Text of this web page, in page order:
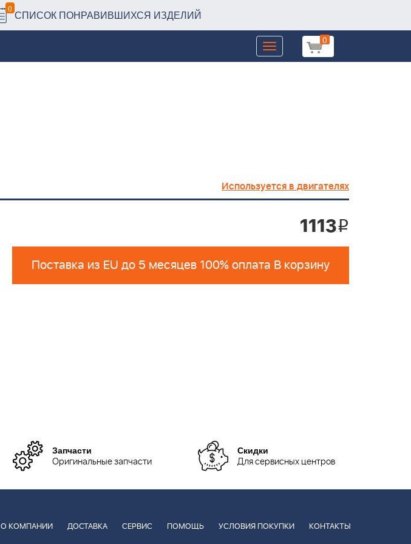
0 СПИСОК ПОНРАВИВШИХСЯ ИЗДЕЛИЙ
0
Toggle
navigation
Используется в двигателях
1113i
Поставка из EU до 5 месяцев 100% оплата В корзину
Запчасти
Оригинальные запчасти
Скидки
Для сервисных центров
О КОМПАНИИ ДОСТАВКА СЕРВИС ПОМОЩЬ УСЛОВИЯ ПОКУПКИ КОНТАКТЫ